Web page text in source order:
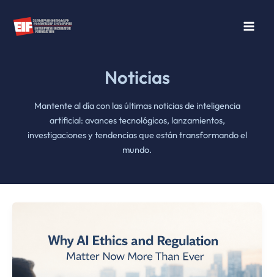
contenido
Noticias
Mantente al día con las últimas noticias de inteligencia
artificial: avances tecnológicos, lanzamientos,
investigaciones y tendencias que están transformando el
mundo.